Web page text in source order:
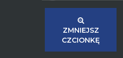
ZMNIEJSZ
CZCIONKĘ